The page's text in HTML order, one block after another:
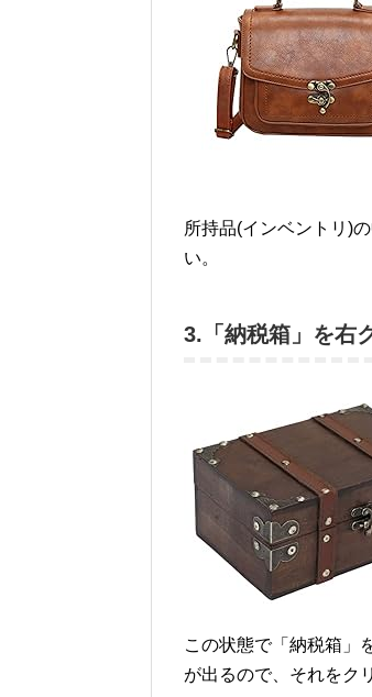
所持品(インベントリ)
い。
3.「納税箱」を右
この状態で「納税箱」
が出るので、それをク